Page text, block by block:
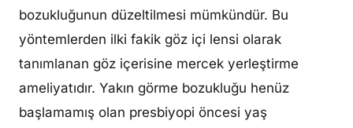
bozukluğunun düzeltilmesi mümkündür. Bu
yöntemlerden ilki fakik göz içi lensi olarak
tanımlanan göz içerisine mercek yerleştirme
ameliyatıdır. Yakın görme bozukluğu henüz
başlamamış olan presbiyopi öncesi yaş